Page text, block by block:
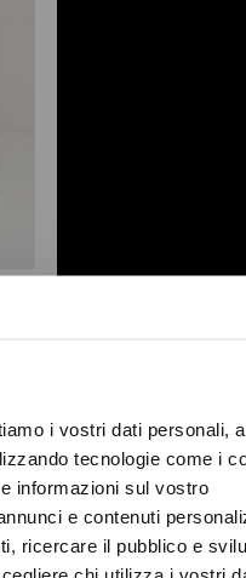
i vostri dati personali,
tecnologie come i
informazioni sul vostro
e contenuti
ricercare il pubblico e
chi utilizza i vostri
Close
OUR